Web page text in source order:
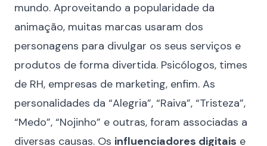
mundo. Aproveitando a popularidade da
animação, muitas marcas usaram dos
personagens para divulgar os seus serviços e
produtos de forma divertida. Psicólogos, times
de RH, empresas de marketing, enfim. As
personalidades da “Alegria”, “Raiva”, “Tristeza”,
“Medo”, “Nojinho” e outras, foram associadas a
diversas causas. Os influenciadores digitais e